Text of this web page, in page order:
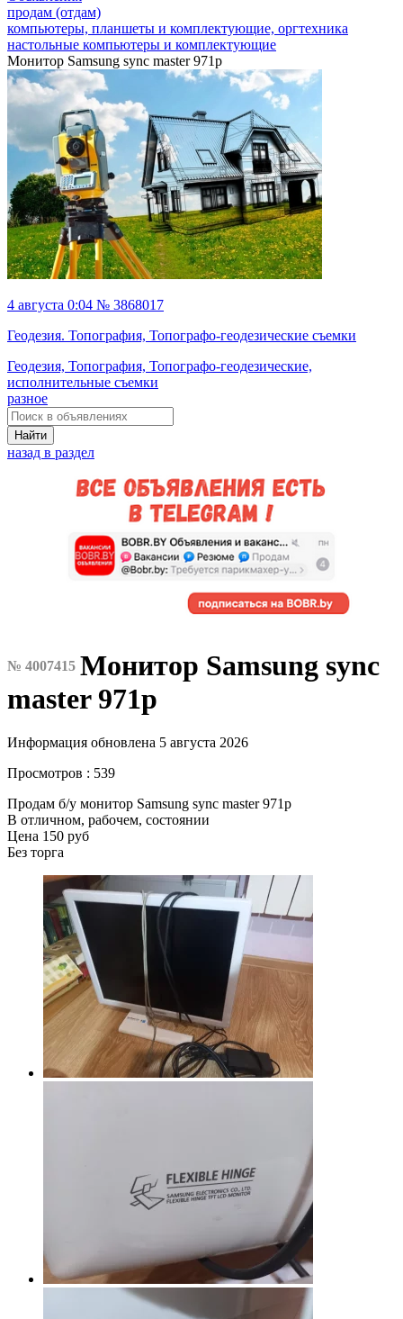
продам (отдам)
компьютеры, планшеты и комплектующие, оргтехника
настольные компьютеры и комплектующие
Монитор Samsung sync master 971p
4 августа 0:04 № 3868017
Геодезия. Топография, Топографо-геодезические съемки
Геодезия, Топография, Топографо-геодезические,
исполнительные съемки
разное
Найти
назад в раздел
№ 4007415 Монитор Samsung sync
master 971p
Информация обновлена 5 августа 2026
Просмотров : 539
Продам б/у монитор Samsung sync master 971p
В отличном, рабочем, состоянии
Цена 150 руб
Без торга